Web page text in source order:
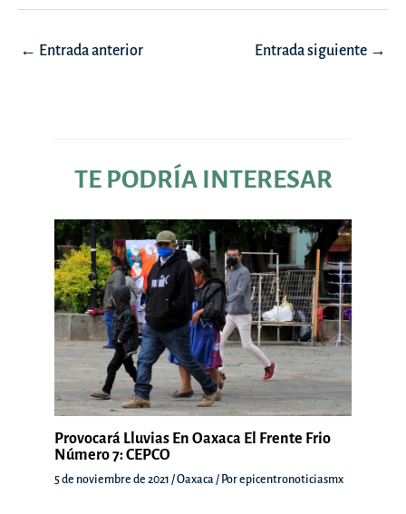
Navegación
← Entrada anterior Entrada siguiente →
TE PODRÍA INTERESAR
Provocará Lluvias En Oaxaca El Frente Frio
Número 7: CEPCO
5 de noviembre de 2021 /Oaxaca / Porepicentronoticiasmx